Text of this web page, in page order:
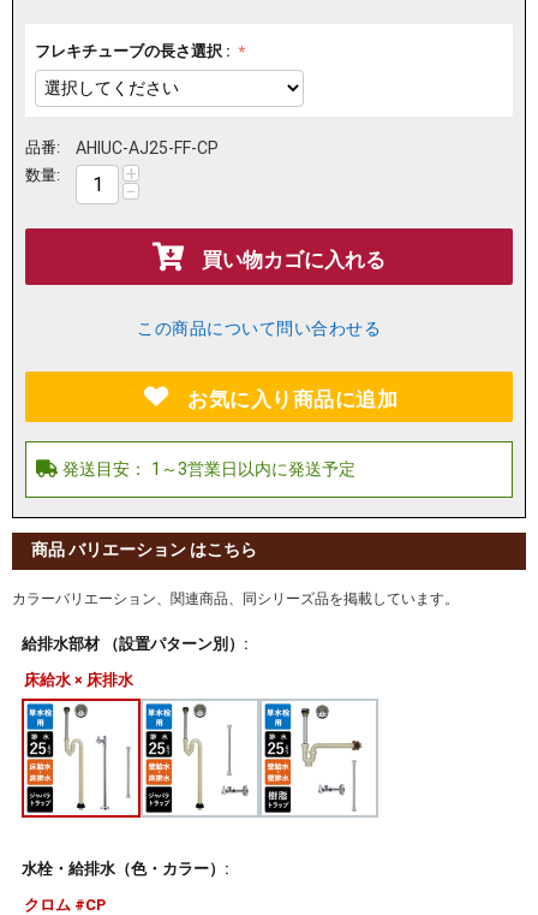
フレキチューブの長さ選択 :
品番: AHIUC-AJ25-FF-CP
数量: +
−
買い物カゴに入れる
この商品について問い合わせる
お気に入り商品に追加
商品 バリエーション はこちら
カラーバリエーション、関連商品、同シリーズ品を掲載しています。
給排水部材 （設置パターン別）:
床給水 × 床排水
水栓・給排水（色・カラー）:
クロム #CP